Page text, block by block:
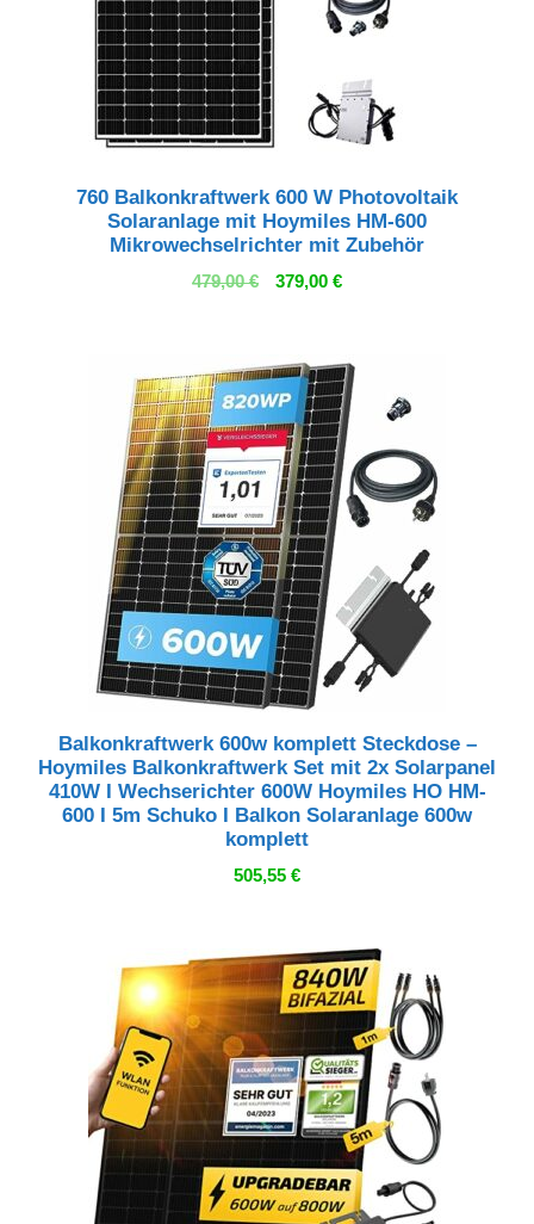
760 Balkonkraftwerk 600 W Photovoltaik
Solaranlage mit Hoymiles HM-600
Mikrowechselrichter mit Zubehör
479,00€
Ursprünglicher
379,00 €Aktueller
Balkonkraftwerk 600w komplett Steckdose –
Hoymiles Balkonkraftwerk Set mit 2x Solarpanel
410W I Wechserichter 600W Hoymiles HO HM-
600 I 5m Schuko I Balkon Solaranlage 600w
komplett
505,55 €